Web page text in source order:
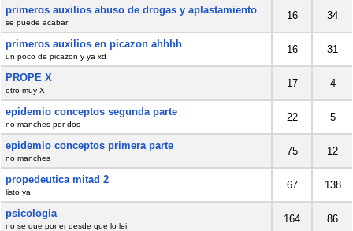
primeros auxilios abuso de drogas y aplastamiento
se puede acabar
16 34
primeros auxilios en picazon ahhhh
un poco de picazon y ya xd
16 31
PROPE X
otro muy X
17 4
epidemio conceptos segunda parte
no manches por dos
22 5
epidemio conceptos primera parte
no manches
75 12
propedeutica mitad 2
listo ya
67 138
psicologia
no se que poner desde que lo lei
164 86